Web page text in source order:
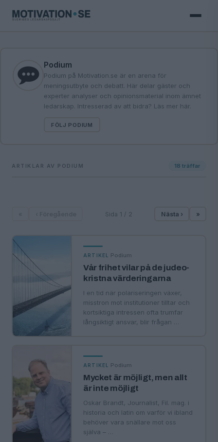
Podium
Podium på Motivation.se är en arena för
meningsutbyte och debatt. Här delar gäster och
experter analyser och opinionsmaterial inom ämnet
ledarskap. Intresserad av att bidra? Läs mer här.
FÖLJ PODIUM
ARTIKLAR AV PODIUM 18 träffar
Sida 1 / 2 Nästa › »
ARTIKEL Podium
Vår frihet vilar på de judeo-
kristna värderingarna
I en tid när polariseringen växer,
misstron mot institutioner tilltar och
kortsiktiga intressen ofta trumfar
långsiktigt ansvar, blir frågan …
ARTIKEL Podium
Mycket är möjligt, men allt
är inte möjligt
Oskar Brandt, Journalist, Fil. mag. i
historia och latin om varför vi ibland
behöver vara snällare mot oss
själva – …